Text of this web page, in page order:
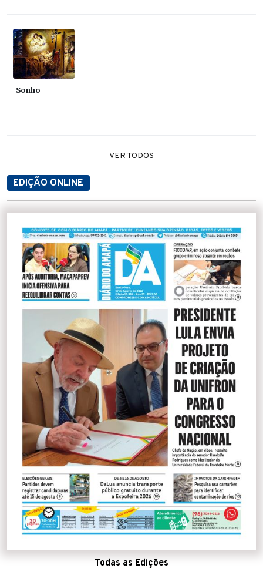
Sonho
VER TODOS
EDIÇÃO ONLINE
Todas as Edições